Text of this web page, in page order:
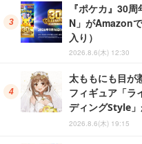
『ポケカ』30
N」がAmazon
入り）
2026.8.6(木) 12:30
太ももにも目が
フィギュア「ラ
ディングStyle
2026.8.6(木) 19:15